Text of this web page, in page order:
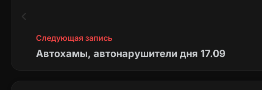
Следующая запись
Автохамы, автонарушители дня 17.09